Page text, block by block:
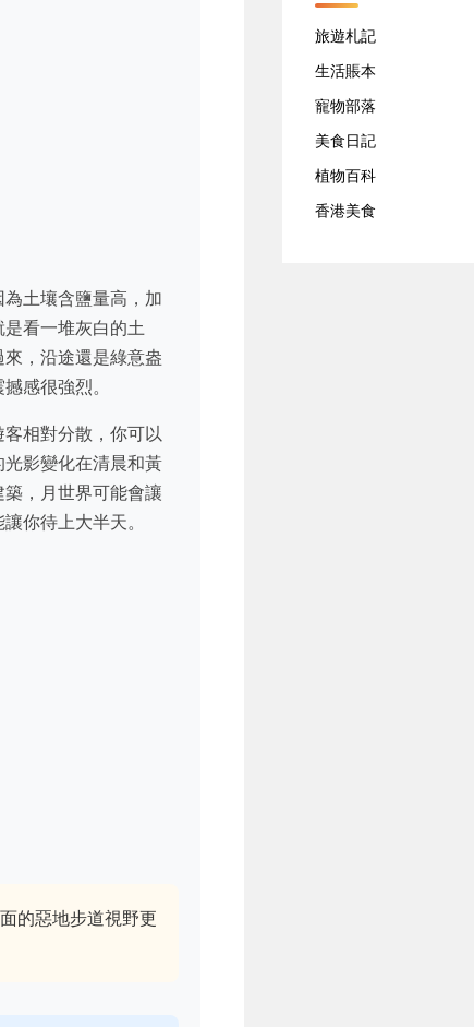
土壤含鹽量高，加
看一堆灰白的土
，沿途還是綠意盎
感很強烈。
相對分散，你可以
影變化在清晨和黃
，月世界可能會讓
你待上大半天。
的惡地步道視野更
旅遊札記
生活賬本
寵物部落
美食日記
植物百科
香港美食